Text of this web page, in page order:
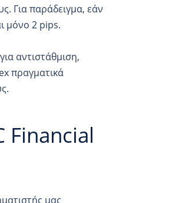
Για παράδειγμα, εάν
μόνο 2 pips.
αντιστάθμιση,
πραγματικά
Financial
μας